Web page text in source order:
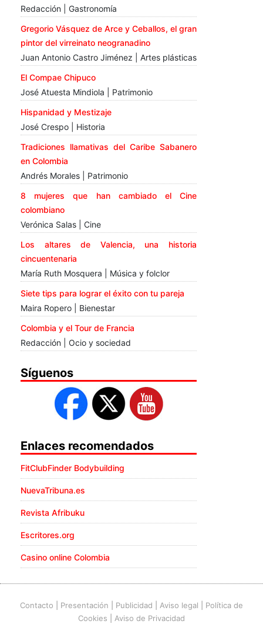
Redacción | Gastronomía
Gregorio Vásquez de Arce y Ceballos, el gran
pintor del virreinato neogranadino
Juan Antonio Castro Jiménez | Artes plásticas
El Compae Chipuco
José Atuesta Mindiola | Patrimonio
Hispanidad y Mestizaje
José Crespo | Historia
Tradiciones llamativas del Caribe Sabanero
en Colombia
Andrés Morales | Patrimonio
8 mujeres que han cambiado el Cine
colombiano
Verónica Salas | Cine
Los altares de Valencia, una historia
cincuentenaria
María Ruth Mosquera | Música y folclor
Siete tips para lograr el éxito con tu pareja
Maira Ropero | Bienestar
Colombia y el Tour de Francia
Redacción | Ocio y sociedad
Síguenos
Enlaces recomendados
FitClubFinder Bodybuilding
NuevaTribuna.es
Revista Afribuku
Escritores.org
Casino online Colombia
Contacto Presentación Publicidad Aviso legal
Política de
Cookies
Aviso de Privacidad